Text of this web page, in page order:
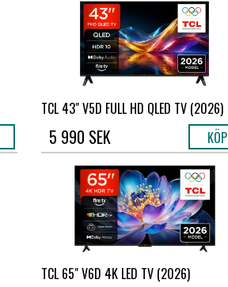
TCL 43" V5D FULL HD QLED TV (2026)
5 990 SEK KÖP
TCL 65" V6D 4K LED TV (2026)